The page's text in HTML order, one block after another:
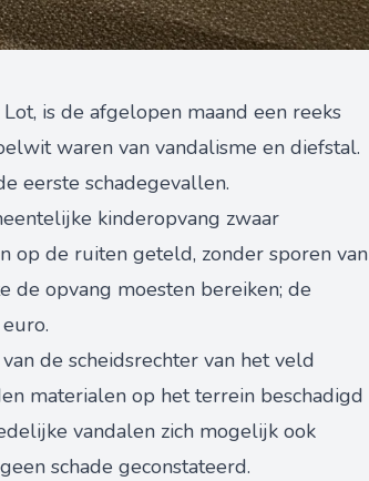
is de afgelopen maand een reeks
waren van vandalisme en diefstal.
eerste schadegevallen.
kinderopvang zwaar
op de ruiten geteld, zonder sporen van
de opvang moesten bereiken; de
de scheidsrechter van het veld
materialen op het terrein beschadigd
vandalen zich mogelijk ook
schade geconstateerd.